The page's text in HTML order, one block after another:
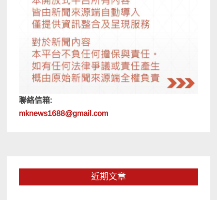
聯絡信箱:
mknews1688@gmail.com
近期文章